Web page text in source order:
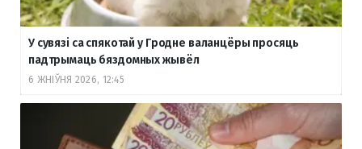
У сувязі са спякотай у Гродне валанцёры просяць
падтрымаць бяздомных жывёл
6 ЖНІЎНЯ 2026, 12:45